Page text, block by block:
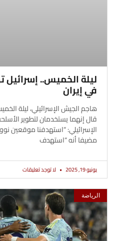
ليلة الخميس..
في إيران
هاجم الجيش الإسرائيلي، ليلة
قال إنهما يستخدمان لتطوير
الإسرائيلي: “استهدفنا موقعين
مضيفا أنه “استهدف
يونيو 19, 2025 لا توجد تعليقات
الرياضة